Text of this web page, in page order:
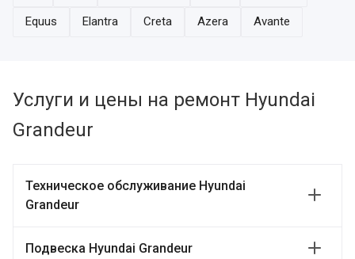
Equus Elantra Creta Azera Avante
Услуги и цены на ремонт Hyundai
Grandeur
Техническое обслуживание Hyundai
Grandeur
Подвеска Hyundai Grandeur